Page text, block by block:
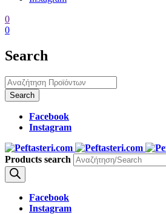
0
0
Search
Facebook
Instagram
Products search
Facebook
Instagram